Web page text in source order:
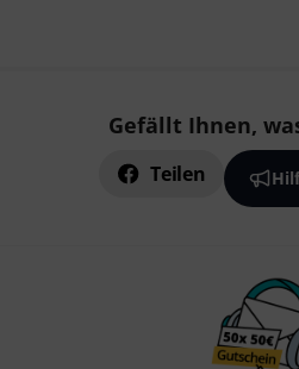
Gefällt Ihnen,
Teilen